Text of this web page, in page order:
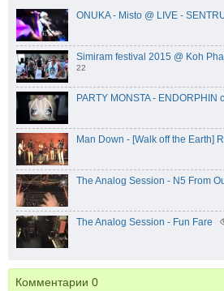
ONUKA - Misto @ LIVE -
Simiram festival 2015 @ Koh
22
PARTY MONSTA - ENDORPHIN
Man Down - [Walk off the Earth]
The Analog Session - N5 From
The Analog Session - Fun Fare
Комментарии 0